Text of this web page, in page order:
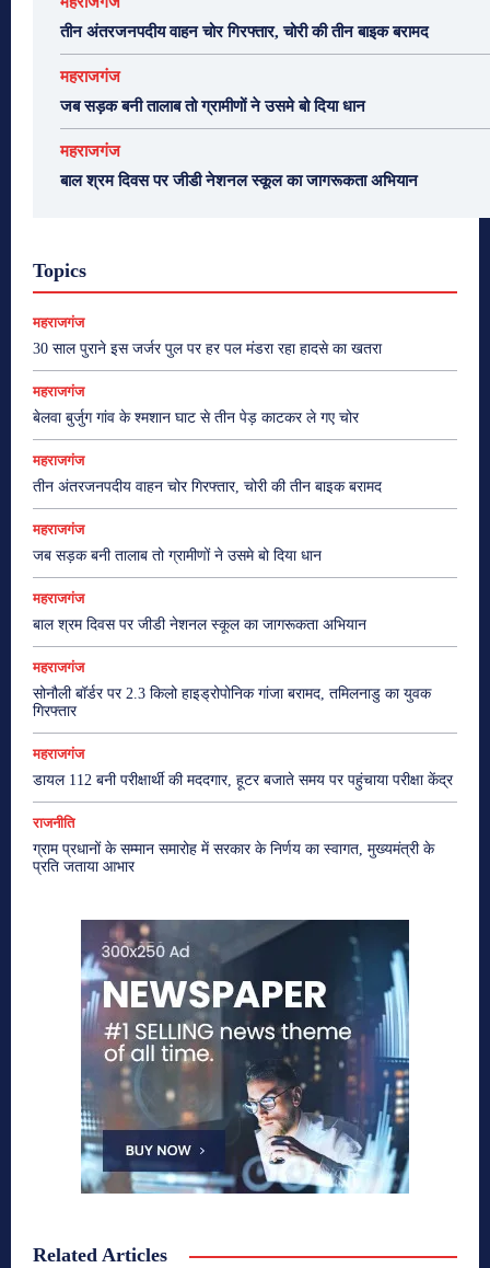
तीन अंतरजनपदीय वाहन चोर गिरफ्तार, चोरी की तीन बाइक बरामद
महराजगंज
जब सड़क बनी तालाब तो ग्रामीणों ने उसमे बो दिया धान
महराजगंज
बाल श्रम दिवस पर जीडी नेशनल स्कूल का जागरूकता अभियान
Topics
महराजगंज
30 साल पुराने इस जर्जर पुल पर हर पल मंडरा रहा हादसे का खतरा
महराजगंज
बेलवा बुर्जुग गांव के श्मशान घाट से तीन पेड़ काटकर ले गए चोर
महराजगंज
तीन अंतरजनपदीय वाहन चोर गिरफ्तार, चोरी की तीन बाइक बरामद
महराजगंज
जब सड़क बनी तालाब तो ग्रामीणों ने उसमे बो दिया धान
महराजगंज
बाल श्रम दिवस पर जीडी नेशनल स्कूल का जागरूकता अभियान
महराजगंज
सोनौली बॉर्डर पर 2.3 किलो हाइड्रोपोनिक गांजा बरामद, तमिलनाडु का युवक
गिरफ्तार
महराजगंज
डायल 112 बनी परीक्षार्थी की मददगार, हूटर बजाते समय पर पहुंचाया परीक्षा केंद्र
राजनीति
ग्राम प्रधानों के सम्मान समारोह में सरकार के निर्णय का स्वागत, मुख्यमंत्री के
प्रति जताया आभार
Related Articles